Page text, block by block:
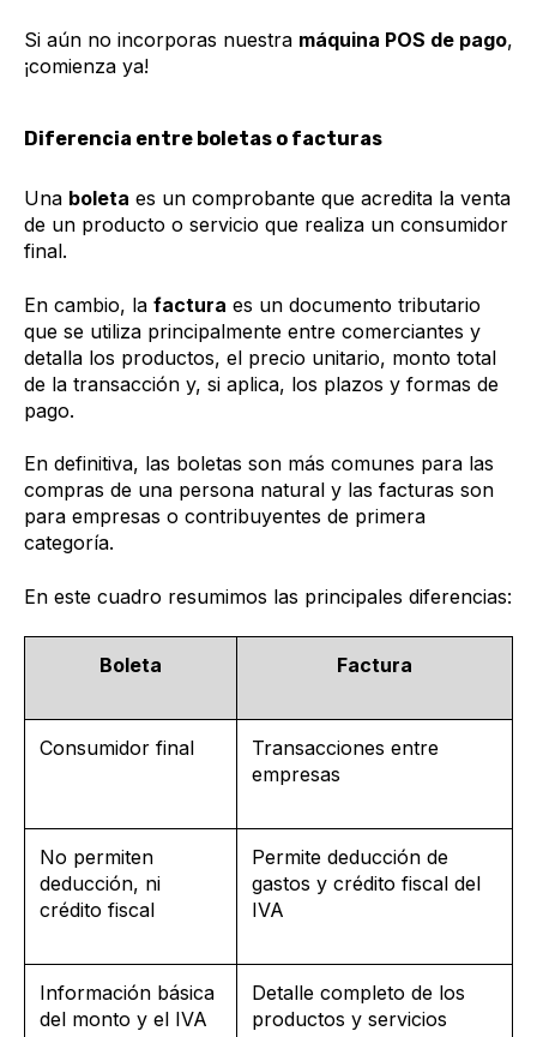
Si aún no incorporas nuestra máquina POS de pago,
¡comienza ya!
Diferencia entre boletas o facturas
Una boleta es un comprobante que acredita la venta
de un producto o servicio que realiza un consumidor
final.
En cambio, la factura es un documento tributario
que se utiliza principalmente entre comerciantes y
detalla los productos, el precio unitario, monto total
de la transacción y, si aplica, los plazos y formas de
pago.
En definitiva, las boletas son más comunes para las
compras de una persona natural y las facturas son
para empresas o contribuyentes de primera
categoría.
En este cuadro resumimos las principales diferencias:
Boleta Factura
Consumidor final
Transacciones entre
empresas
No permiten
deducción, ni
crédito fiscal
Permite deducción de
gastos y crédito fiscal del
IVA
Información básica
del monto y el IVA
Detalle completo de los
productos y servicios